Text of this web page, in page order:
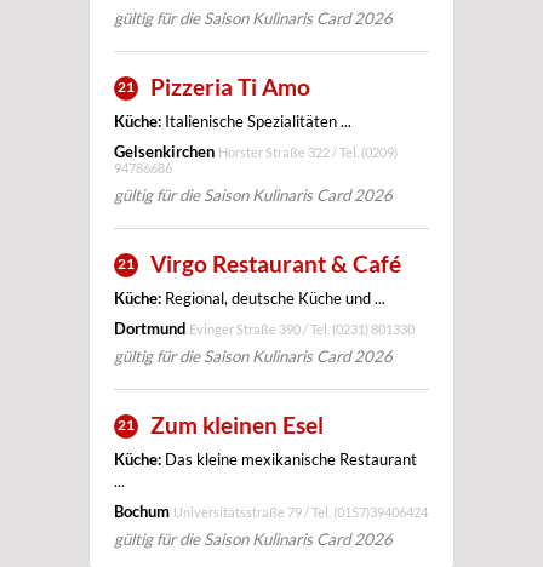
gültig für die Saison Kulinaris Card 2026
21 Pizzeria Ti Amo
Küche: Italienische Spezialitäten ...
Gelsenkirchen Horster Straße 322 / Tel. (0209)
94786686
gültig für die Saison Kulinaris Card 2026
21 Virgo Restaurant & Café
Küche: Regional, deutsche Küche und ...
Dortmund Evinger Straße 390 / Tel. (0231) 801330
gültig für die Saison Kulinaris Card 2026
21 Zum kleinen Esel
Küche: Das kleine mexikanische Restaurant
...
Bochum Universitätsstraße 79 / Tel. (0157)39406424
gültig für die Saison Kulinaris Card 2026